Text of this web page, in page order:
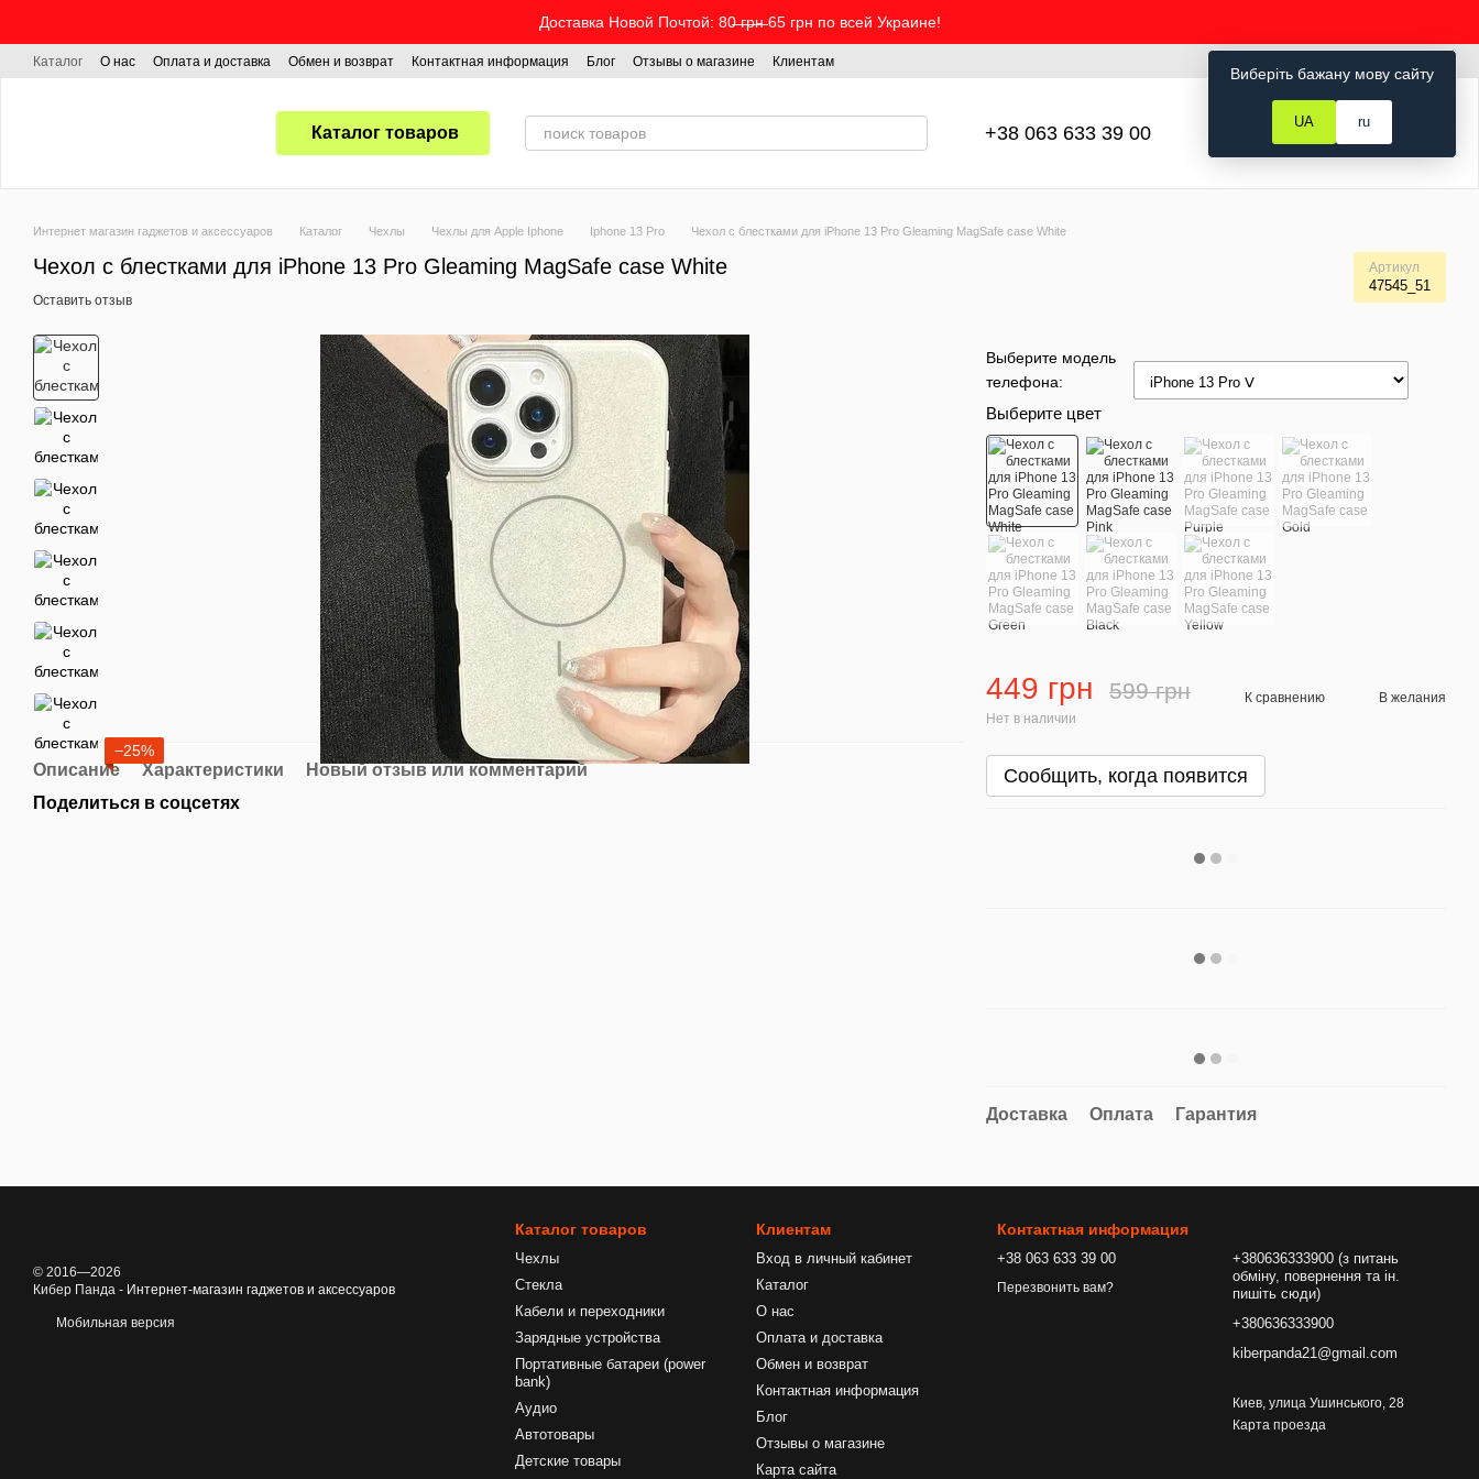
Доставка Новой Почтой: 80̶ ̶г̶р̶н̶ 65 грн по всей Украине!
Каталог О нас Оплата и доставка Обмен и возврат Контактная информация Блог Отзывы о магазине Клиентам
Каталог товаров +38 063 633 39 00 Мой заказ
Интернет магазин гаджетов и аксессуаров Каталог Чехлы Чехлы для Apple Iphone Iphone 13 Pro Чехол с блестками для iPhone 13 Pro Gleaming MagSafe case White
Чехол с блестками для iPhone 13 Pro Gleaming MagSafe case White Артикул
47545_51
Оставить отзыв
−25%
Описание Характеристики
Новый отзыв или комментарий
Поделиться в соцсетях
Выберите модель
телефона:
Выберите цвет
449 грн 599 грн
Нет в наличии
К сравнению В желания
Сообщить, когда появится
Доставка Оплата Гарантия
© 2016—2026
Кибер Панда - Интернет-магазин гаджетов и аксессуаров
Мобильная версия
Каталог товаров
Чехлы
Стекла
Кабели и переходники
Зарядные устройства
Портативные батареи (power
bank)
Аудио
Автотовары
Детские товары
Клиентам
Вход в личный кабинет
Каталог
О нас
Оплата и доставка
Обмен и возврат
Контактная информация
Блог
Отзывы о магазине
Карта сайта
Контактная информация
+38 063 633 39 00
Перезвонить вам?
+380636333900 (з питань
обміну, повернення та ін.
пишіть сюди)
+380636333900
kiberpanda21@gmail.com
Киев, улица Ушинського, 28
Карта проезда
Виберіть бажану мову сайту
UA ru